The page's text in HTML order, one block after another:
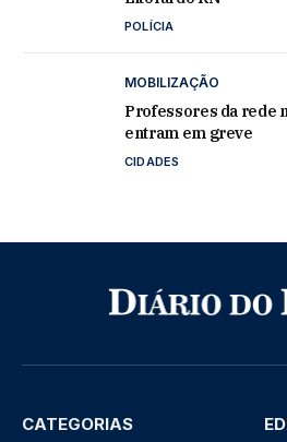
POLÍCIA
MOBILIZAÇÃO
Professores da rede
entram em greve
CIDADES
CATEGORIAS